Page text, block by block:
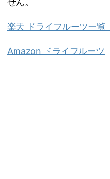
せん。
楽天 ドライフルーツ一覧
Amazon ドライフルーツ